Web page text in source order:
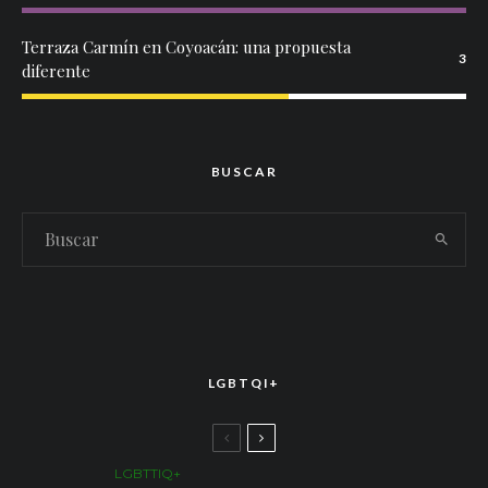
Terraza Carmín en Coyoacán: una propuesta
diferente
3
BUSCAR
LGBTQI+
LGBTTIQ+